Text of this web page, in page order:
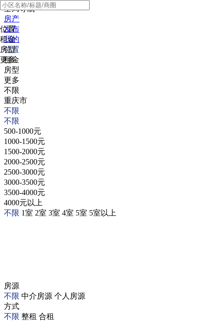
全局导航
房产
发布
我的
位置
租金
房型
更多
位置
租金
房型
更多
不限
重庆市
不限
不限
500-1000元
1000-1500元
1500-2000元
2000-2500元
2500-3000元
3000-3500元
3500-4000元
4000元以上
不限 1室 2室 3室 4室 5室 5室以上
房源
不限 中介房源 个人房源
方式
不限 整租 合租